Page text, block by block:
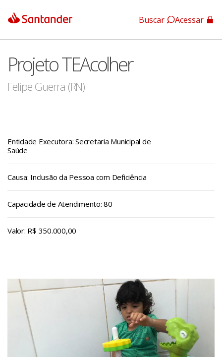
App Santander
App Santander Empresas
Buscar Acessar
Projeto TEAcolher
Felipe Guerra (RN)
Entidade Executora: Secretaria Municipal de
Saúde
Causa: Inclusão da Pessoa com Deficiência
Capacidade de Atendimento: 80
Valor: R$ 350.000,00